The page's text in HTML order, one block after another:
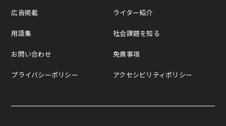
広告掲載
用語集
お問い合わせ
プライバシーポリシー
ライター紹介
社会課題を知る
免責事項
アクセシビリティポリシー